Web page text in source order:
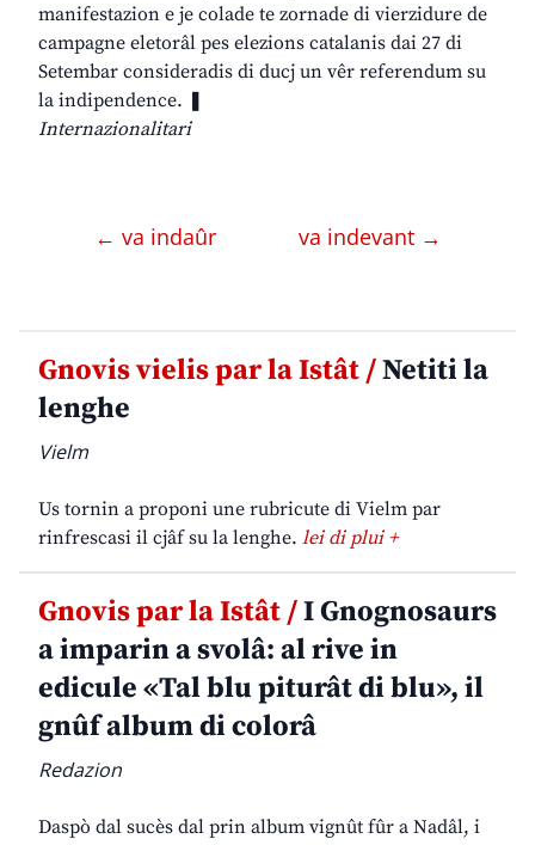
manifestazion e je colade te zornade di vierzidure de
campagne eletorâl pes elezions catalanis dai 27 di
Setembar consideradis di ducj un vêr referendum su
la indipendence. ❚
Internazionalitari
← va indaûr va indevant →
Gnovis vielis par la Istât /Netiti la
lenghe
Vielm
Us tornin a proponi une rubricute di Vielm par
rinfrescasi il cjâf su la lenghe. lei di plui +
Gnovis par la Istât /I Gnognosaurs
a imparin a svolâ: al rive in
edicule «Tal blu piturât di blu», il
gnûf album di colorâ
Redazion
Daspò dal sucès dal prin album vignût fûr a Nadâl, i